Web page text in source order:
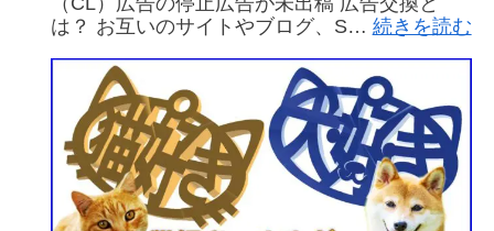
は？ お互いのサイトやブログ、S… 続きを読む: